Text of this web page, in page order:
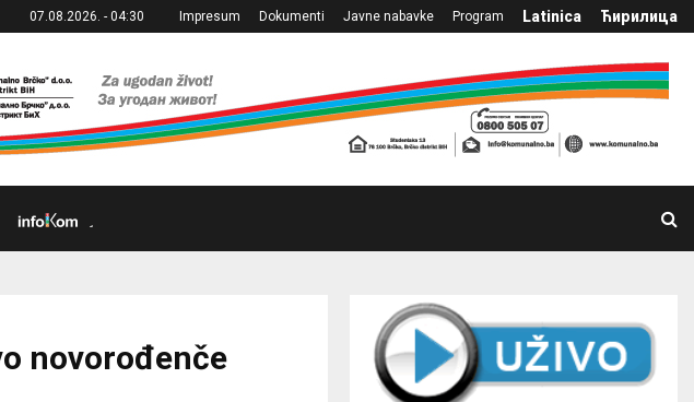
07.08.2026. - 04:30 Impresum Dokumenti Javne nabavke Program Latinica Ћирилица
novorođenče